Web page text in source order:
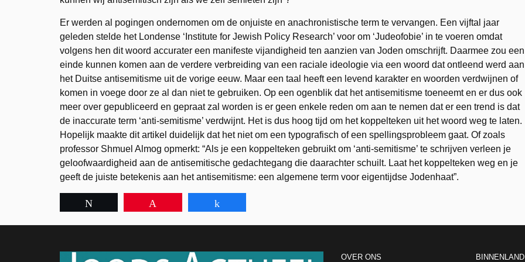
Er werden al pogingen ondernomen om de onjuiste en anachronistische term te vervangen. Een vijftal jaar
geleden stelde het Londense ‘Institute for Jewish Policy Research’ voor om ‘Judeofobie’ in te voeren omdat
volgens hen dit woord accurater een manifeste vijandigheid ten aanzien van Joden omschrijft. Daarmee zou een
einde kunnen komen aan de verdere verbreiding van een raciale ideologie via een woord dat ontleend werd aan
het Duitse antisemitisme uit de vorige eeuw. Maar een taal heeft een levend karakter en woorden verdwijnen of
komen in voege door ze al dan niet te gebruiken. Op een ogenblik dat het antisemitisme toeneemt en er dus ook
meer over gepubliceerd en gepraat zal worden is er geen enkele reden om aan te nemen dat er een trend is dat
de inaccurate term ‘anti-semitisme’ verdwijnt. Het is dus hoog tijd om het koppelteken uit het woord weg te laten.
Hopelijk maakte dit artikel duidelijk dat het niet om een typografisch of een spellingsprobleem gaat. Of zoals
professor Shmuel Almog opmerkt: “Als je een koppelteken gebruikt om ‘anti-semitisme’ te schrijven verleen je
geloofwaardigheid aan de antisemitische gedachtegang die daarachter schuilt. Laat het koppelteken weg en je
geeft de juiste betekenis aan het antisemitisme: een algemene term voor eigentijdse Jodenhaat”.
OVER ONS BINNENLAND